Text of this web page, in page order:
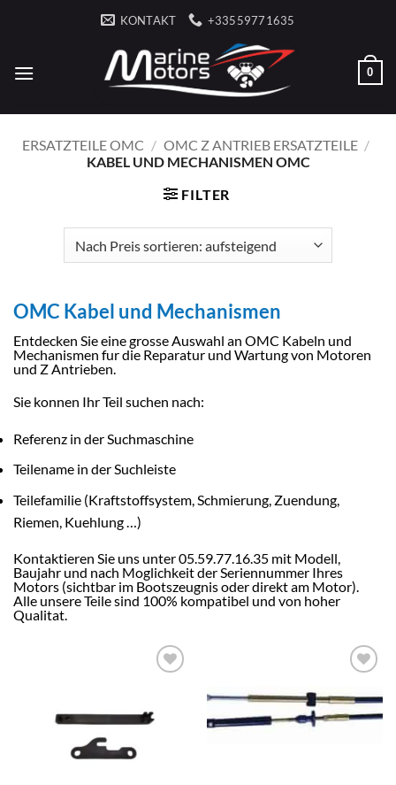
KONTAKT +33559771635
0
ERSATZTEILE OMC / OMC Z ANTRIEB ERSATZTEILE /
KABEL UND MECHANISMEN OMC
FILTER
OMC Kabel und Mechanismen
Entdecken Sie eine grosse Auswahl an OMC Kabeln und
Mechanismen fur die Reparatur und Wartung von Motoren
und Z Antrieben.
Sie konnen Ihr Teil suchen nach:
Referenz in der Suchmaschine
Teilename in der Suchleiste
Teilefamilie (Kraftstoffsystem, Schmierung, Zuendung,
Riemen, Kuehlung …)
Kontaktieren Sie uns unter 05.59.77.16.35 mit Modell,
Baujahr und nach Moglichkeit der Seriennummer Ihres
Motors (sichtbar im Bootszeugnis oder direkt am Motor).
Alle unsere Teile sind 100% kompatibel und von hoher
Qualitat.
LISTE
À LA
LISTE